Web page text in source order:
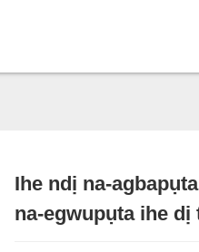
Loading...
Loading...
Ihe ndị na-
na-egwupụta ihe dị